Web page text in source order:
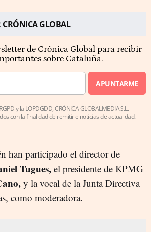
CRÓNICA GLOBAL
de Crónica Global para recibir
sobre Cataluña.
APUNTARME
y la LOPDGDD, CRÓNICA GLOBALMEDIA S.L.
con la finalidad de remitirle noticias de actualidad.
han participado el director de
Tugues, el presidente de KPMG
y la vocal de la Junta Directiva
como moderadora.